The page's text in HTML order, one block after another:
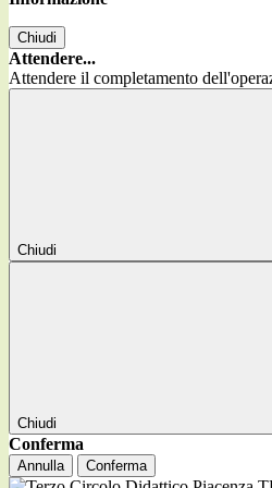
Chiudi
Attendere...
Attendere il completamento
Chiudi
Chiudi
Conferma
Annulla Conferma